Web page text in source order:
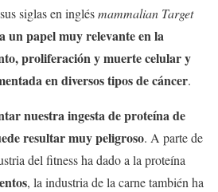
siglas en inglésmammalian Target
un papel muy relevante en la
proliferación y muerte celular y
en diversos tipos de cáncer.
nuestra ingesta de proteína de
resultar muy peligroso. A parte de
del fitness ha dado a la proteína
, la industria de la carne también ha